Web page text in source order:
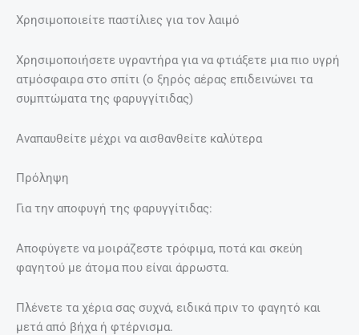
Χρησιμοποιείτε παστίλιες για τον λαιμό
Χρησιμοποιήσετε υγραντήρα για να φτιάξετε μια πιο υγρή
ατμόσφαιρα στο σπίτι (ο ξηρός αέρας επιδεινώνει τα
συμπτώματα της φαρυγγίτιδας)
Αναπαυθείτε μέχρι να αισθανθείτε καλύτερα
Πρόληψη
Για την αποφυγή της φαρυγγίτιδας:
Αποφύγετε να μοιράζεστε τρόφιμα, ποτά και σκεύη
φαγητού με άτομα που είναι άρρωστα.
Πλένετε τα χέρια σας συχνά, ειδικά πριν το φαγητό και
μετά από βήχα ή φτέρνισμα.